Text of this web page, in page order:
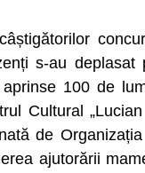
s-au deplasat
100 de
Cultural
de
ajutorării